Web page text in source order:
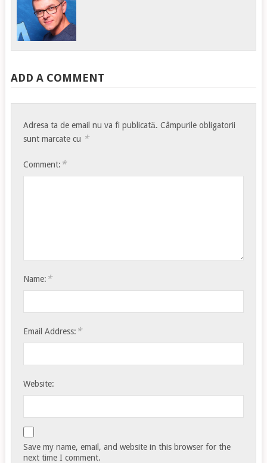
ADD A COMMENT
Adresa ta de email nu va fi publicată. Câmpurile obligatorii
sunt marcate cu *
Comment: *
Name: *
Email Address: *
Website:
Save my name, email, and website in this browser for the
next time I comment.